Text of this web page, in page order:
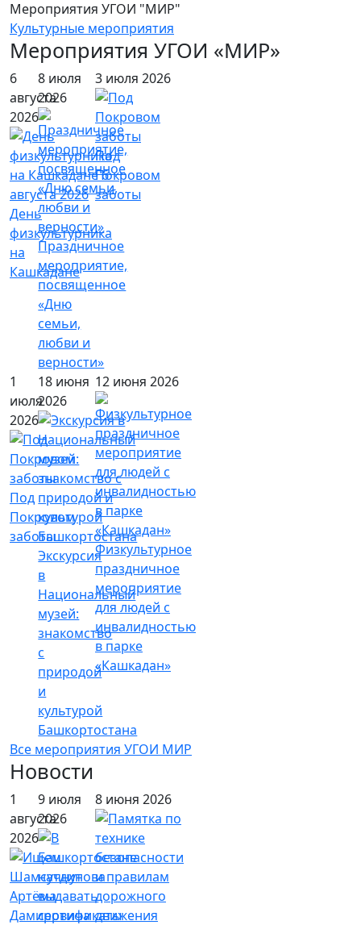
Мероприятия УГОИ "МИР"
Культурные мероприятия
Мероприятия УГОИ «МИР»
6
августа
2026
День
физкультурника
на
Кашкадане
8 июля
2026
Праздничное
мероприятие,
посвященное
«Дню
семьи,
любви и
верности»
3 июля 2026
Под
Покровом
заботы
1
июля
2026
Под
Покровом
заботы
18 июня
2026
Экскурсия
в
Национальный
музей:
знакомство
с
природой
и
культурой
Башкортостана
12 июня 2026
Физкультурное
праздничное
мероприятие
для людей с
инвалидностью
в парке
«Кашкадан»
Все мероприятия УГОИ МИР
Новости
1
августа
2026
9 июля
2026
8 июня 2026